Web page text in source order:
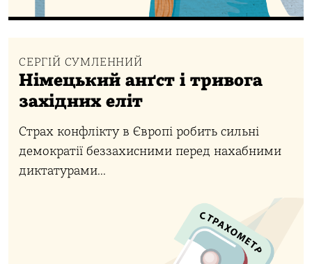
СЕРГІЙ СУМЛЕННИЙ
Німецький анґст і тривога
західних еліт
Страх конфлікту в Європі робить сильні
демократії беззахисними перед нахабними
диктатурами...